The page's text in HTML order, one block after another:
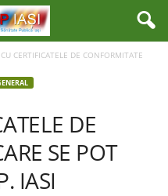
CERTIFICATELE DE CONFORMITATE
DE
SE POT
IASI